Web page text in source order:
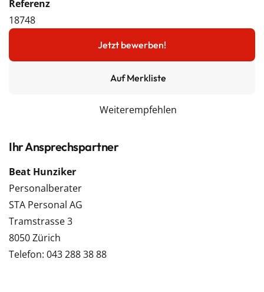
Referenz
18748
Jetzt bewerben!
Auf Merkliste
Weiterempfehlen
Ihr Ansprechspartner
Beat Hunziker
Personalberater
STA Personal AG
Tramstrasse 3
8050 Zürich
Telefon: 043 288 38 88